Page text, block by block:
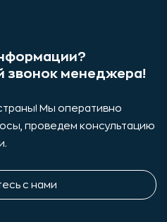
звонок менеджера!
Мы оперативно
проведем консультацию
с нами